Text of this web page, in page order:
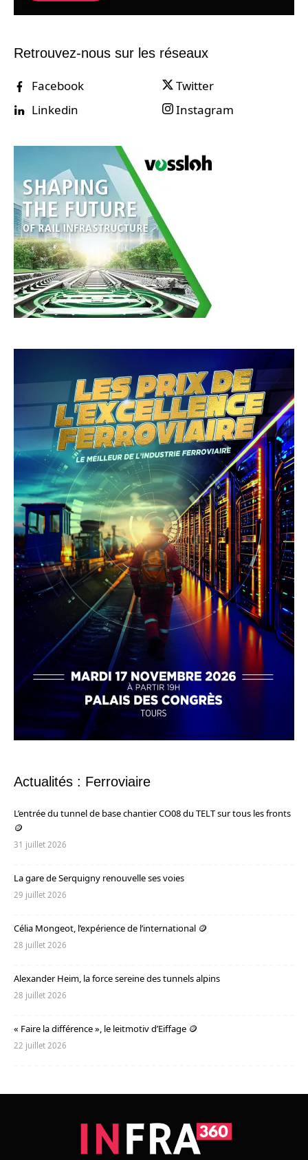
Retrouvez-nous sur les réseaux
Facebook
Twitter
Linkedin
Instagram
Actualités : Ferroviaire
L’entrée du tunnel de base chantier CO08 du TELT sur tous les fronts
🪙
31 juillet 2026
La gare de Serquigny renouvelle ses voies
29 juillet 2026
Célia Mongeot, l’expérience de l’international 🪙
28 juillet 2026
Alexander Heim, la force sereine des tunnels alpins
28 juillet 2026
« Faire la différence », le leitmotiv d’Eiffage 🪙
22 juillet 2026